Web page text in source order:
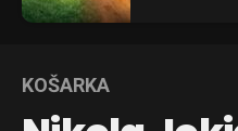
KOŠARKA